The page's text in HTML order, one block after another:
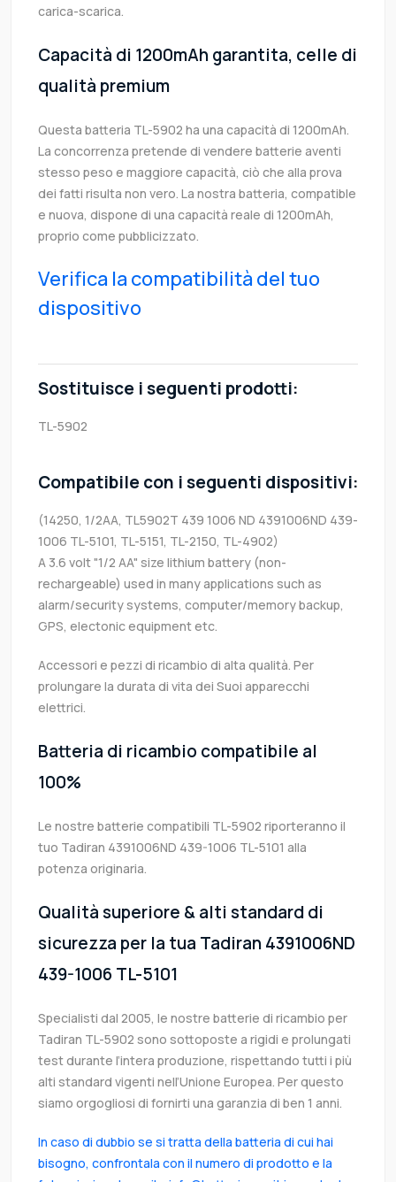
carica-scarica.
Capacità di 1200mAh garantita, celle di
qualità premium
Questa batteria TL-5902 ha una capacità di 1200mAh.
La concorrenza pretende di vendere batterie aventi
stesso peso e maggiore capacità, ciò che alla prova
dei fatti risulta non vero. La nostra batteria, compatible
e nuova, dispone di una capacità reale di 1200mAh,
proprio come pubblicizzato.
Verifica la compatibilità del tuo
dispositivo
Sostituisce i seguenti prodotti:
TL-5902
Compatibile con i seguenti dispositivi:
(14250, 1/2AA, TL5902T 439 1006 ND 4391006ND 439-
1006 TL-5101, TL-5151, TL-2150, TL-4902)
A 3.6 volt "1/2 AA" size lithium battery (non-
rechargeable) used in many applications such as
alarm/security systems, computer/memory backup,
GPS, electonic equipment etc.
Accessori e pezzi di ricambio di alta qualità. Per
prolungare la durata di vita dei Suoi apparecchi
elettrici.
Batteria di ricambio compatibile al
100%
Le nostre batterie compatibili TL-5902 riporteranno il
tuo Tadiran 4391006ND 439-1006 TL-5101 alla
potenza originaria.
Qualità superiore & alti standard di
sicurezza per la tua Tadiran 4391006ND
439-1006 TL-5101
Specialisti dal 2005, le nostre batterie di ricambio per
Tadiran TL-5902 sono sottoposte a rigidi e prolungati
test durante l’intera produzione, rispettando tutti i più
alti standard vigenti nell’Unione Europea. Per questo
siamo orgogliosi di fornirti una garanzia di ben 1 anni.
In caso di dubbio se si tratta della batteria di cui hai
bisogno, confrontala con il numero di prodotto e la